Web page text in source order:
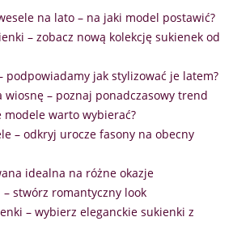
na lato – na jaki model postawić?
– zobacz nową kolekcję sukienek od
podpowiadamy jak stylizować je latem?
wiosnę – poznaj ponadczasowy trend
modele warto wybierać?
– odkryj urocze fasony na obecny
idealna na różne okazje
stwórz romantyczny look
– wybierz eleganckie sukienki z